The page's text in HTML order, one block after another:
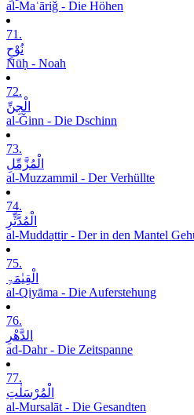
al-Maʿāriǧ - Die Höhen
71.
نُوْحٍ
Nūḥ - Noah
72.
الْجِنِّ
al-Ǧinn - Die Dschinn
73.
الْمُزَّمِّلِ
al-Muzzammil - Der Verhüllte
74.
الْمُدَّثِّرِ
al-Muddaṯṯir - Der in den Mantel
75.
الْقِیٰمَۃِ
al-Qiyāma - Die Auferstehung
76.
الدَّھْرِ
ad-Dahr - Die Zeitspanne
77.
الْمُرْسَلٰتِ
al-Mursalāt - Die Gesandten